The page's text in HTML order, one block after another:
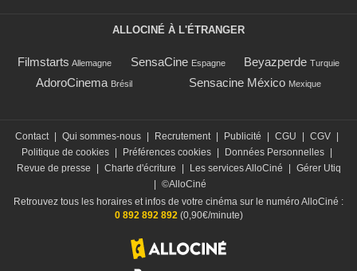
ALLOCINÉ À L'ÉTRANGER
Filmstarts Allemagne SensaCine Espagne Beyazperde Turquie
AdoroCinema Brésil Sensacine México Mexique
Contact Qui sommes-nous Recrutement Publicité CGU CGV
Politique de cookies
Préférences cookies Données Personnelles
Revue de presse
Charte d'écriture Les services AlloCiné
Gérer Utiq
©AlloCiné
Retrouvez tous les horaires et infos de votre cinéma sur le numéro AlloCiné :
0 892 892 892(0,90€/minute)